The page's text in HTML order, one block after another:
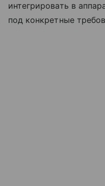
интегрировать в
под конкретные